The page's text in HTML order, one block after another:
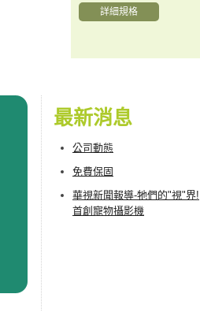
詳細規格
最新消息
公司動態
免費保固
華視新聞報導-牠們的"視"界!
首創寵物攝影機